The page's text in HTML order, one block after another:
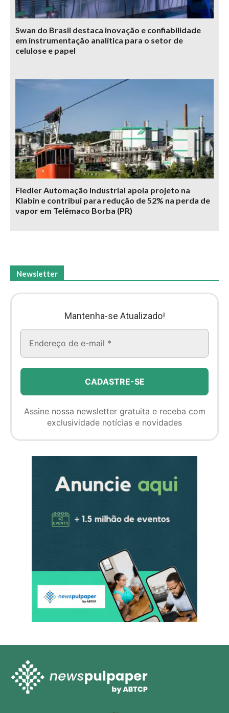
Swan do Brasil destaca inovação e confiabilidade
em instrumentação analítica para o setor de
celulose e papel
Fiedler Automação Industrial apoia projeto na
Klabin e contribui para redução de 52% na perda de
vapor em Telêmaco Borba (PR)
Newsletter
Mantenha-se Atualizado!
Assine nossa newsletter gratuita e receba com
exclusividade notícias e novidades